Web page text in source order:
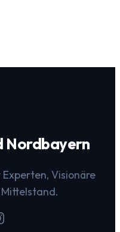
Nordbayern
Visionäre